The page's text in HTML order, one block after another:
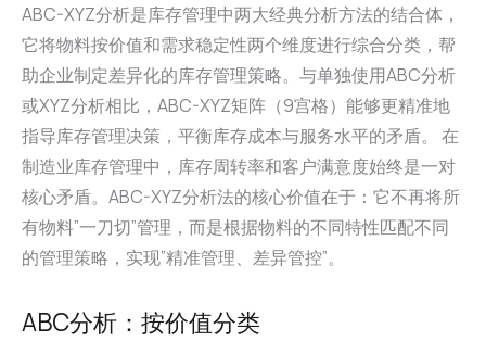
ABC-XYZ分析是库存管理中两大经典分析方法的结合体，
它将物料按价值和需求稳定性两个维度进行综合分类，帮
助企业制定差异化的库存管理策略。与单独使用ABC分析
或XYZ分析相比，ABC-XYZ矩阵（9宫格）能够更精准地
指导库存管理决策，平衡库存成本与服务水平的矛盾。 在
制造业库存管理中，库存周转率和客户满意度始终是一对
核心矛盾。ABC-XYZ分析法的核心价值在于：它不再将所
有物料”一刀切”管理，而是根据物料的不同特性匹配不同
的管理策略，实现”精准管理、差异管控”。
ABC分析：按价值分类